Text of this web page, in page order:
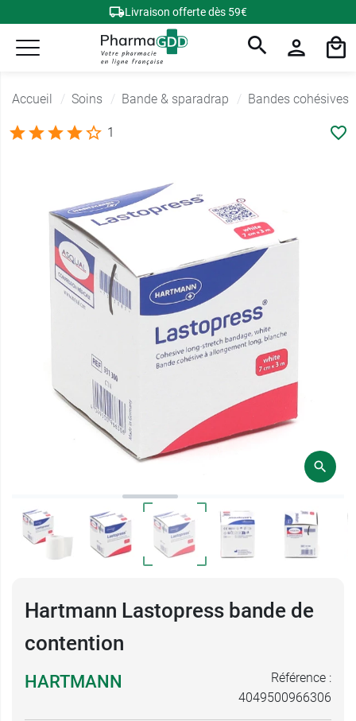
Livraison offerte dès 59€
Accueil Soins Bande & sparadrap Bandes cohésives
1
Hartmann Lastopress bande de
contention
HARTMANN
Référence :
4049500966306